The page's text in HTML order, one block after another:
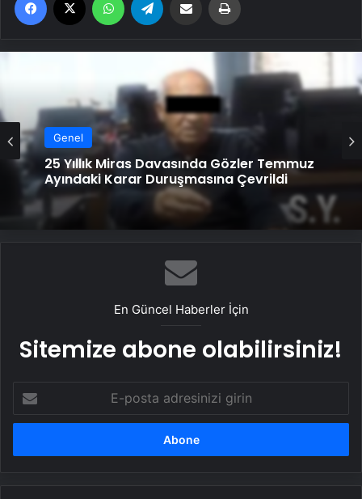
Genel
25 Yıllık Miras Davasında Gözler Temmuz
Ayındaki Karar Duruşmasına Çevrildi
En Güncel Haberler İçin
Sitemize abone olabilirsiniz!
posta
adresinizi